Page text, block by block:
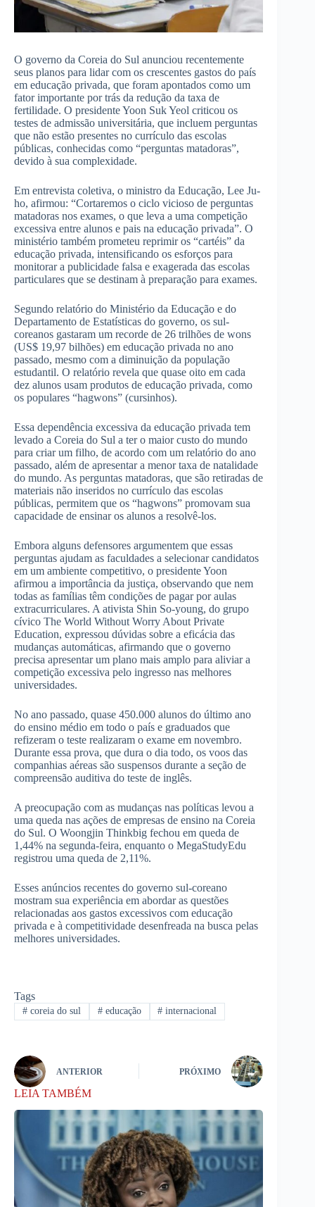
O governo da Coreia do Sul anunciou recentemente
seus planos para lidar com os crescentes gastos do país
em educação privada, que foram apontados como um
fator importante por trás da redução da taxa de
fertilidade. O presidente Yoon Suk Yeol criticou os
testes de admissão universitária, que incluem perguntas
que não estão presentes no currículo das escolas
públicas, conhecidas como “perguntas matadoras”,
devido à sua complexidade.
Em entrevista coletiva, o ministro da Educação, Lee Ju-
ho, afirmou: “Cortaremos o ciclo vicioso de perguntas
matadoras nos exames, o que leva a uma competição
excessiva entre alunos e pais na educação privada”. O
ministério também prometeu reprimir os “cartéis” da
educação privada, intensificando os esforços para
monitorar a publicidade falsa e exagerada das escolas
particulares que se destinam à preparação para exames.
Segundo relatório do Ministério da Educação e do
Departamento de Estatísticas do governo, os sul-
coreanos gastaram um recorde de 26 trilhões de wons
(US$ 19,97 bilhões) em educação privada no ano
passado, mesmo com a diminuição da população
estudantil. O relatório revela que quase oito em cada
dez alunos usam produtos de educação privada, como
os populares “hagwons” (cursinhos).
Essa dependência excessiva da educação privada tem
levado a Coreia do Sul a ter o maior custo do mundo
para criar um filho, de acordo com um relatório do ano
passado, além de apresentar a menor taxa de natalidade
do mundo. As perguntas matadoras, que são retiradas de
materiais não inseridos no currículo das escolas
públicas, permitem que os “hagwons” promovam sua
capacidade de ensinar os alunos a resolvê-los.
Embora alguns defensores argumentem que essas
perguntas ajudam as faculdades a selecionar candidatos
em um ambiente competitivo, o presidente Yoon
afirmou a importância da justiça, observando que nem
todas as famílias têm condições de pagar por aulas
extracurriculares. A ativista Shin So-young, do grupo
cívico The World Without Worry About Private
Education, expressou dúvidas sobre a eficácia das
mudanças automáticas, afirmando que o governo
precisa apresentar um plano mais amplo para aliviar a
competição excessiva pelo ingresso nas melhores
universidades.
No ano passado, quase 450.000 alunos do último ano
do ensino médio em todo o país e graduados que
refizeram o teste realizaram o exame em novembro.
Durante essa prova, que dura o dia todo, os voos das
companhias aéreas são suspensos durante a seção de
compreensão auditiva do teste de inglês.
A preocupação com as mudanças nas políticas levou a
uma queda nas ações de empresas de ensino na Coreia
do Sul. O Woongjin Thinkbig fechou em queda de
1,44% na segunda-feira, enquanto o MegaStudyEdu
registrou uma queda de 2,11%.
Esses anúncios recentes do governo sul-coreano
mostram sua experiência em abordar as questões
relacionadas aos gastos excessivos com educação
privada e à competitividade desenfreada na busca pelas
melhores universidades.
Tags
#coreia do sul #educação # internacional
ANTERIOR PRÓXIMO
LEIA TAMBÉM